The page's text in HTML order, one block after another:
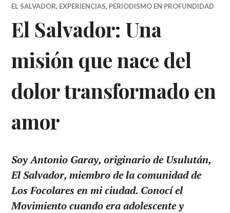
EL SALVADOR, EXPERIENCIAS, PERIODISMO EN PROFUNDIDAD
El Salvador: Una
misión que nace del
dolor transformado en
amor
Soy Antonio Garay, originario de Usulután,
El Salvador, miembro de la comunidad de
Los Focolares en mi ciudad. Conocí el
Movimiento cuando era adolescente y